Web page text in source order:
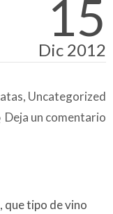
15
Dic 2012
, Uncategorized
Deja un comentario
que tipo de vino